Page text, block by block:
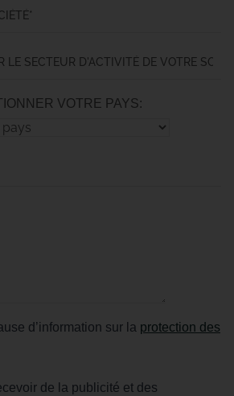
VOTRE PAYS:
d’information sur la protection des
de la publicité et des